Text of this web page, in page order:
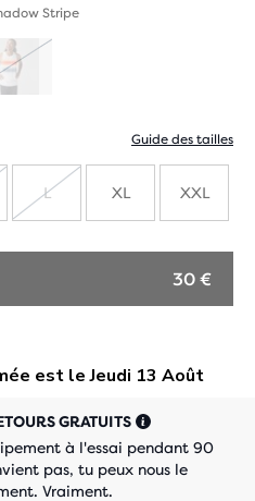
Stripe
ÉPUISÉ
Guide des tailles
L XL XXL
30 €
GRATUITS
à l'essai pendant 90
pas, tu peux nous le
Vraiment.